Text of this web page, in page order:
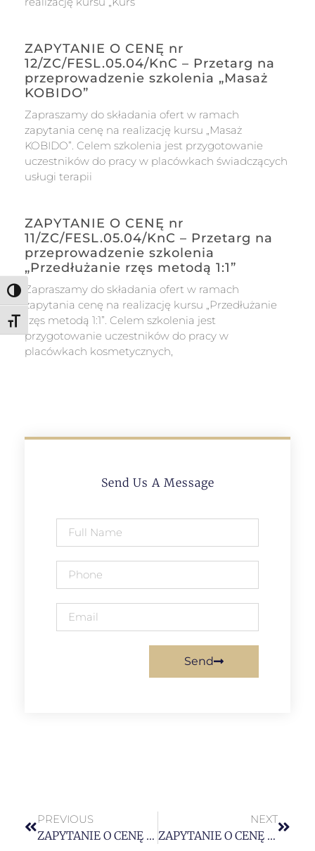
Toggle High Contrast
Toggle Font size
ZAPYTANIE O CENĘ nr
12/ZC/FESL.05.04/KnC – Przetarg na
przeprowadzenie szkolenia „Masaż
KOBIDO”
Zapraszamy do składania ofert w ramach
zapytania cenę na realizację kursu „Masaż
KOBIDO”. Celem szkolenia jest przygotowanie
uczestników do pracy w placówkach świadczących
usługi terapii
ZAPYTANIE O CENĘ nr
11/ZC/FESL.05.04/KnC – Przetarg na
przeprowadzenie szkolenia
„Przedłużanie rzęs metodą 1:1”
Zapraszamy do składania ofert w ramach
zapytania cenę na realizację kursu „Przedłużanie
rzęs metodą 1:1”. Celem szkolenia jest
przygotowanie uczestników do pracy w
placówkach kosmetycznych,
Send Us A Message
Send
PREVIOUS
ZAPYTANIE O CENĘ nr 05/ZC/FESL.05.04/KnC – Przetarg na wykonanie kursu „operator koparko-ładowarek kl. III oraz obsługi zagęszczarek i ubijaków wibracyjnych wraz z dodatkowym modułem z podstaw napraw, przeglądów i konserwacji maszyn”
NEXT
ZAPYTANIE O CENĘ nr 07/ZC/FESL.05.04/KnC – Przetarg na wykonanie kursu „Magazynier z obsługą oprogramowania komputerowego i wózka jezdniowego”